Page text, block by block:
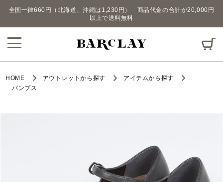
全国一律660円（北海道、沖縄は1,230円） 商品代金の合計が20,000円
以上で送料無料
HOME アウトレットから探す
アイテムから探す
パンプス